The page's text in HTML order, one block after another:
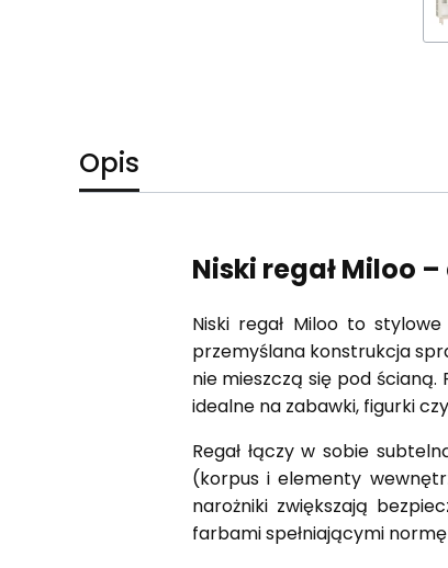
Opis
Niski regał Miloo
Niski regał Miloo to
przemyślana konstrukcja
nie mieszczą się pod ścianą.
idealne na zabawki, figurki
Regał łączy w sobie
(korpus i elementy
narożniki zwiększają
farbami spełniającymi normę